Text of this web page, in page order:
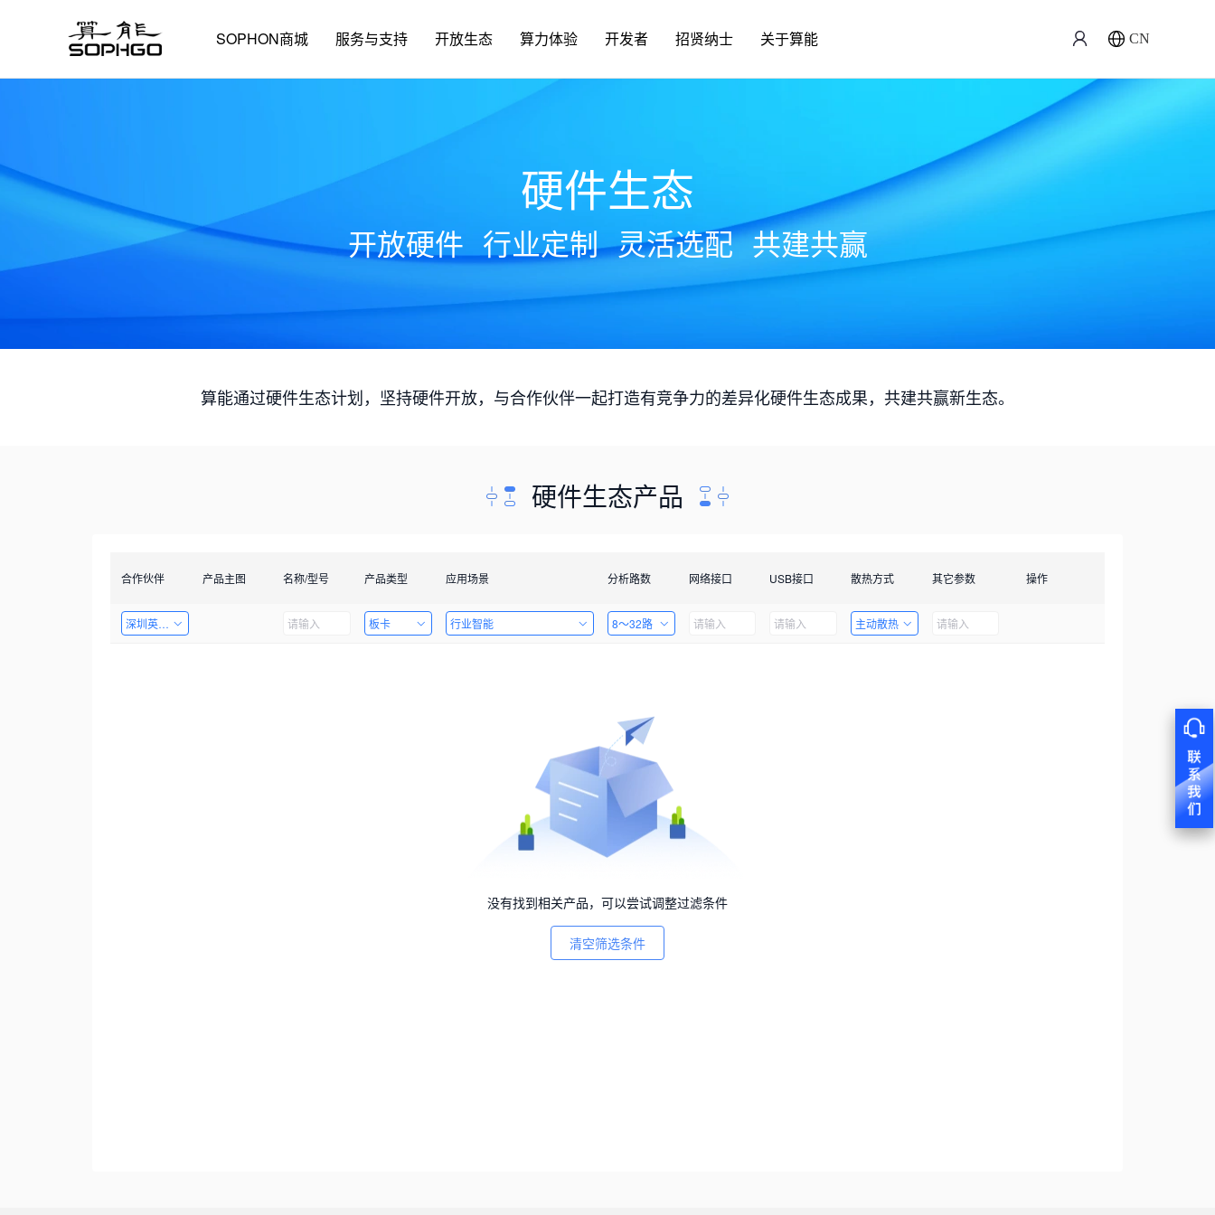
SOPHON商城 服务与支持 开放生态 算力体验 开发者 招贤纳士 关于算能 CN
硬件生态
开放硬件 行业定制 灵活选配 共建共赢
算能通过硬件生态计划，坚持硬件开放，与合作伙伴一起打造有竞争力的差异化硬件生态成果，共建共赢新生态。
硬件生态产品
合作伙伴 产品主图 名称/型号 产品类型 应用场景 分析路数 网络接口 USB接口 散热方式 其它参数 操作
深圳英飞拓科技股份有限公司 板卡 行业智能 8～32路 主动散热
没有找到相关产品，可以尝试调整过滤条件
清空筛选条件